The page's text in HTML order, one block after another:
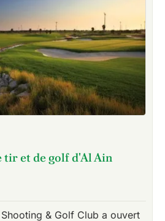
tir et de golf d'Al Ain
& Golf Club a ouvert